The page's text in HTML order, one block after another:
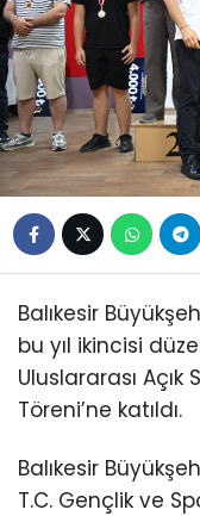
Balıkesir
bu yıl ikincisi
Uluslararası
Töreni’ne katıldı.
Balıkesir
T.C. Gençlik ve